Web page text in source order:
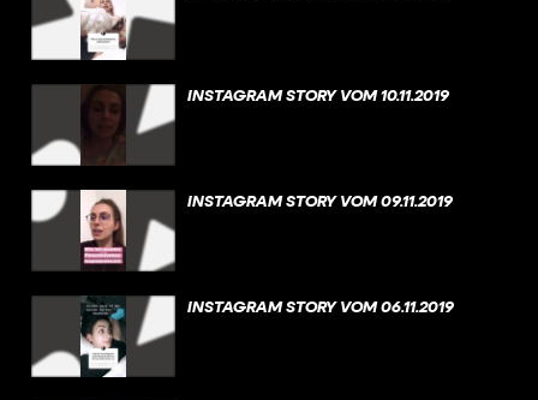
INSTAGRAM STORY VOM 10.11.2019
INSTAGRAM STORY VOM 09.11.2019
INSTAGRAM STORY VOM 06.11.2019